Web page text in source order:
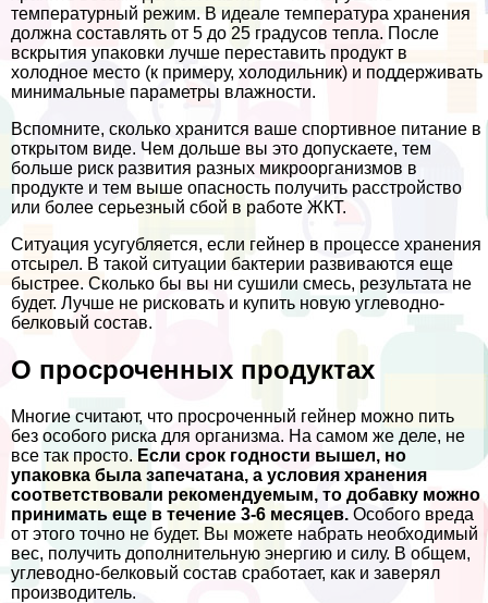
температурный режим. В идеале температура хранения
должна составлять от 5 до 25 градусов тепла. После
вскрытия упаковки лучше переставить продукт в
холодное место (к примеру, холодильник) и поддерживать
минимальные параметры влажности.
Вспомните, сколько хранится ваше спортивное питание в
открытом виде. Чем дольше вы это допускаете, тем
больше риск развития разных микроорганизмов в
продукте и тем выше опасность получить расстройство
или более серьезный сбой в работе ЖКТ.
Ситуация усугубляется, если гeйнер в процессе хранения
отсырел. В такой ситуации бактерии развиваются еще
быстрее. Сколько бы вы ни сушили смесь, результата не
будет. Лучше не рисковать и купить новую углеводно-
белковый состав.
О просроченных продуктах
Многие считают, что просроченный гeйнер можно пить
без особого риска для организма. На самом же деле, не
все так просто. Если срок годности вышел, но
упаковка была запечатана, а условия хранения
соответствовали рекомендуемым, то добавку можно
принимать еще в течение 3-6 месяцев. Особого вреда
от этого точно не будет. Вы можете набрать необходимый
вес, получить дополнительную энергию и силу. В общем,
углеводно-белковый состав сработает, как и заверял
производитель.